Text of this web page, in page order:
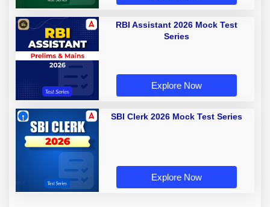
RBI Assistant 2026 Mock Test
Series
Explore Now
SBI Clerk 2026 Mock Test Series
Explore Now